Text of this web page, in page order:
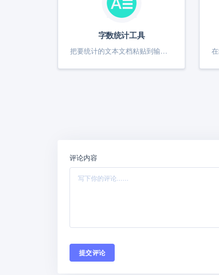
字数统计工具
把要统计的文本文档粘贴到输入框里，即可在线计算字符串的字数、行数、标点符号数量
评论内容
提交评论